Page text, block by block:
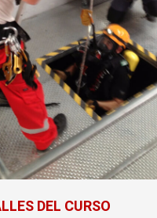
DEL CURSO